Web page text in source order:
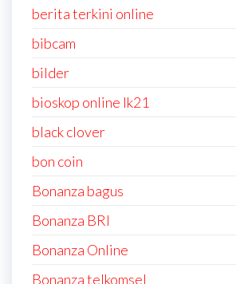
berita terkini online
bibcam
bilder
bioskop online lk21
black clover
bon coin
Bonanza bagus
Bonanza BRI
Bonanza Online
Bonanza telkomsel